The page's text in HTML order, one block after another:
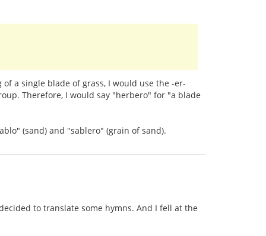
a single blade of grass, I would use the -er-
Therefore, I would say "herbero" for "a blade
(sand) and "sablero" (grain of sand).
to translate some hymns. And I fell at the